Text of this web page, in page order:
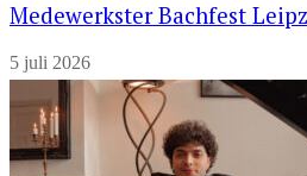
Medewerkster Bachfest
5 juli 2026